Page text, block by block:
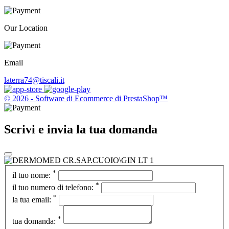
Our Location
Email
laterra74@tiscali.it
© 2026 - Software di Ecommerce di PrestaShop™
Scrivi e invia la tua domanda
il tuo nome: *
il tuo numero di telefono: *
la tua email: *
tua domanda: *